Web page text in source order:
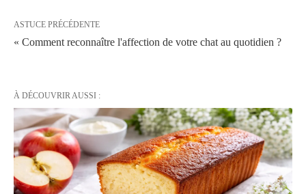
ASTUCE PRÉCÉDENTE
« Comment reconnaître l'affection de votre chat au quotidien ?
À DÉCOUVRIR AUSSI :